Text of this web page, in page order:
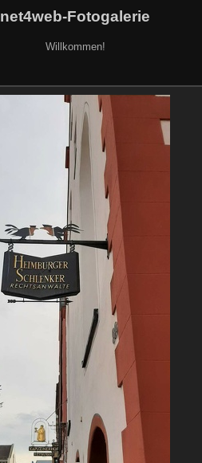
net4web-Fotogalerie
Willkommen!